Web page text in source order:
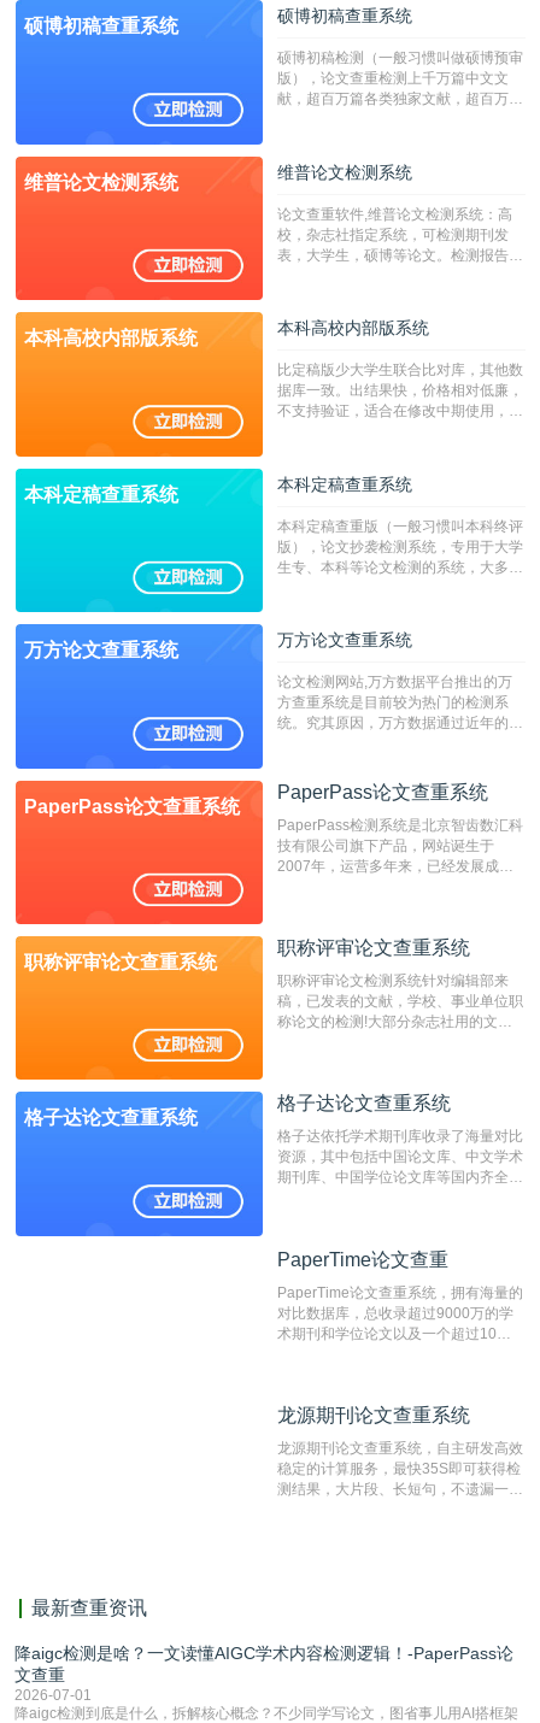
硕博初稿查重系统 硕博初稿查重系统
硕博初稿检测（一般习惯叫做硕博预审
版），论文查重检测上千万篇中文文
献，超百万篇各类独家文献，超百万港
校用来检测硕博论文的系统，检测范围
广，数据来源真实，检测算法合理!本
字符数30万）
维普论文检测系统 维普论文检测系统
论文查重软件,维普论文检测系统：高
校，杂志社指定系统，可检测期刊发
表，大学生，硕博等论文。检测报告支
本科高校内部版系统 本科高校内部版系统
比定稿版少大学生联合比对库，其他数
据库一致。出结果快，价格相对低廉，
不支持验证，适合在修改中期使用，定
本科定稿查重系统 本科定稿查重系统
本科定稿查重版（一般习惯叫本科终评
版），论文抄袭检测系统，专用于大学
生专、本科等论文检测的系统，大多数
万方论文查重系统 万方论文查重系统
论文检测网站,万方数据平台推出的万
方查重系统是目前较为热门的检测系
统。究其原因，万方数据通过近年的发
检测系统，其真实性和权威性无可厚
非。其次，相对于知网而言，万方检测
费用少，上手容易，是学生初次论文查
重的推荐系统。
PaperPass论文查重系统
PaperPass论文查重系统
PaperPass检测系统是北京智齿数汇科
技有限公司旗下产品，网站诞生于
2007年，运营多年来，已经发展成为
检测速度快、精度高，市场反映良好。
职称评审论文查重系统
职称评审论文查重系统
职称评审论文检测系统针对编辑部来
稿，已发表的文献，学校、事业单位职
称论文的检测!大部分杂志社用的文献
编辑部检测来稿和已发表的文献,检测
测时注意填写第一作者,才能排除已发
表文献复制比。（限制字符数1万）
格子达论文查重系统
格子达论文查重系统
格子达依托学术期刊库收录了海量对比
资源，其中包括中国论文库、中文学术
期刊库、中国学位论文库等国内齐全的
系统，可检测中文、英文两种语言的论
PaperTime论文查重
PaperTime论文查重系统，拥有海量的
对比数据库，总收录超过9000万的学
术期刊和学位论文以及一个超过10亿
对，利用指纹索引快速而精准地在云检
有相似的片段，该项技术检测速度快、
准确率高，市场反映良好。
龙源期刊论文查重系统
龙源期刊论文查重系统，自主研发高效
稳定的计算服务，最快35S即可获得检
测结果，大片段、长短句，不遗漏一处
最新查重资讯
降aigc检测是啥？一文读懂AIGC学术内容检测逻辑！-PaperPass论
文查重
2026-07-01
降aigc检测到底是什么，拆解核心概念？不少同学写论文，图省事儿用AI搭框架